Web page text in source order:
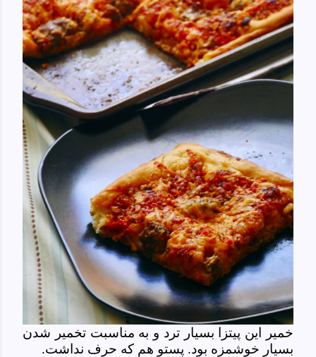
خمیر این پیتزا بسیار ترد و به مناسبت تخمیر شدن
بسیار خوشمزه بود. پستو هم که حرف نداشت.